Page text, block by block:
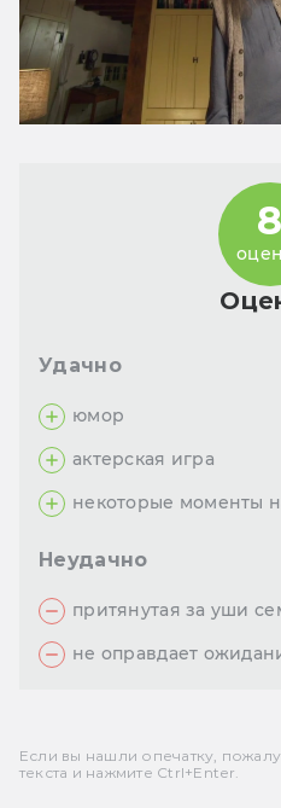
8
Удачно
юмор
актерская игра
некоторые моменты
Неудачно
притянутая за уши
не оправдает
Если вы нашли опечатку,
текста и нажмите Ctrl+Enter.